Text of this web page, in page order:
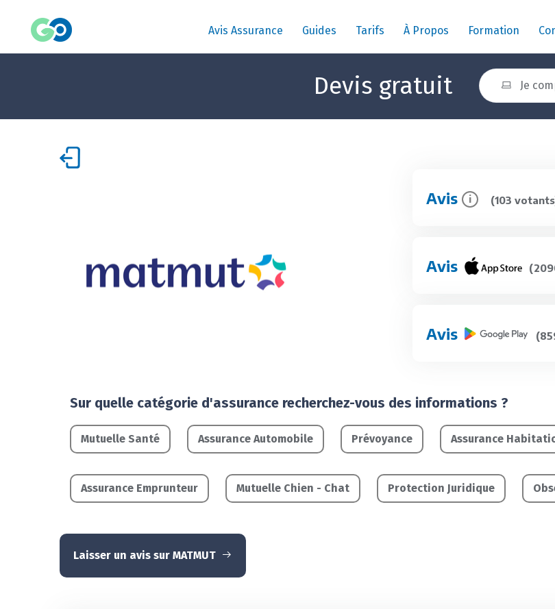
Avis Assurance Guides Tarifs À Propos Formation
Devis gratuit Je
Avis i (103
Avis
Avis
Sur quelle catégorie d'assurance recherchez-vous des informations ?
Mutuelle Santé Assurance Automobile Prévoyance Assurance
Assurance Emprunteur Mutuelle Chien - Chat Protection Juridique
Laisser un avis sur MATMUT